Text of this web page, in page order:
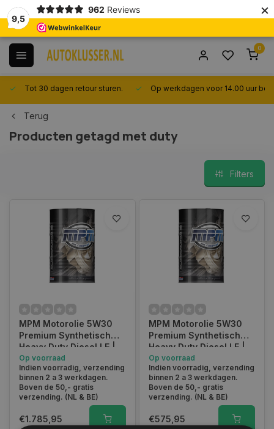
9,5
962 Reviews ×
0
Tot 30 dagen retour sturen. Op werkdagen voor 14.00 uur
Terug
Producten getagd met duty
Filters
MPM Motorolie 5W30
Premium Synthetisch
Heavy Duty Diesel LE |
205 Liter | 05205LE
Op voorraad
Indien voorradig, verzending
binnen 2 a 3 werkdagen.
Boven de 50,- gratis
verzending. (NL & BE)
€1.785,95
MPM Motorolie 5W30
Premium Synthetisch
Heavy Duty Diesel LE |
60 Liter | 05060LE
Op voorraad
Indien voorradig, verzending
binnen 2 a 3 werkdagen.
Boven de 50,- gratis
verzending. (NL & BE)
€575,95